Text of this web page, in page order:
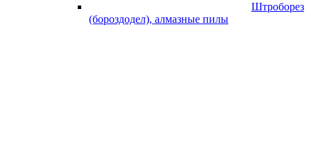
Штроборез
(бороздодел), алмазные пилы